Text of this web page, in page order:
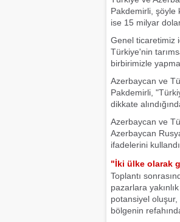
Pakdemirli, şöyle
ise 15 milyar
Genel ticaretimiz
Türkiye'nin
birbirimizle
Azerbaycan ve
Pakdemirli,
dikkate
Azerbaycan ve
Azerbaycan
ifadelerini kullandı.
"İki ülke olarak
Toplantı
pazarlara
potansiyel
bölgenin